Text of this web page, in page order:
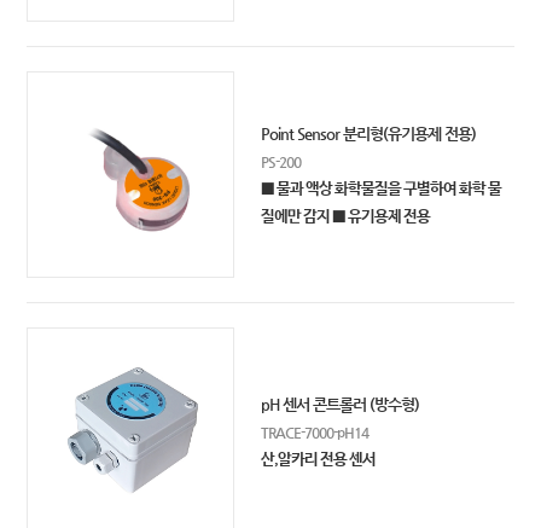
Point Sensor 분리형(유기용제 전용)
PS-200
■ 물과 액상 화학물질을 구별하여 화학 물
질에만 감지 ■ 유기용제 전용
pH 센서 콘트롤러 (방수형)
TRACE-7000-pH14
산,알카리 전용 센서